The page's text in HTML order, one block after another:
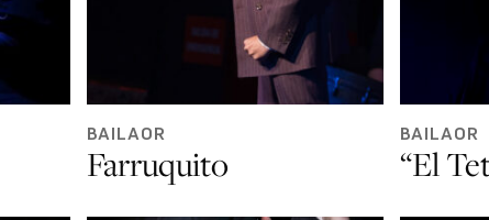
BAILAOR
Farruquito
BAILAOR
“El